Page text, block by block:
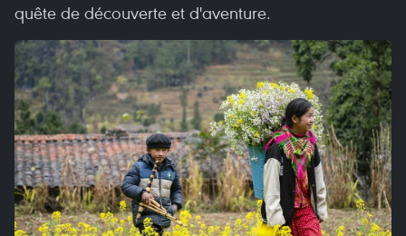
quête de découverte et d'aventure.